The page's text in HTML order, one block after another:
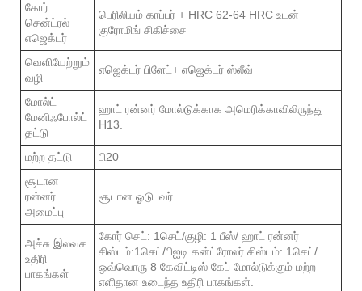
கோர்
சென்ட்ரல்
எஜெக்டர்
பெரிலியம் காப்பர் + HRC 62-64 HRC உடன்
குரோமிங் சிகிச்சை
வெளியேற்றும்
வழி
எஜெக்டர் பிளேட்+ எஜெக்டர் ஸ்லீவ்
மோல்ட்
மேனிஃபோல்ட்
தட்டு
ஹாட் ரன்னர் மோல்டுக்காக அமெரிக்காவிலிருந்து
H13.
மற்ற தட்டு
பி20
சூடான
ரன்னர்
அமைப்பு
சூடான ஓடுபவர்
அச்சு இலவச
உதிரி
பாகங்கள்
கோர் செட்: 1செட்/குழி: 1 பீஸ்/ ஹாட் ரன்னர்
சிஸ்டம்:1செட்/பிஐடி கன்ட்ரோலர் சிஸ்டம்: 1செட்/
ஒவ்வொரு 8 கேவிட்டிஸ் கேப் மோல்டுக்கும் மற்ற
எளிதான உடைந்த உதிரி பாகங்கள்.